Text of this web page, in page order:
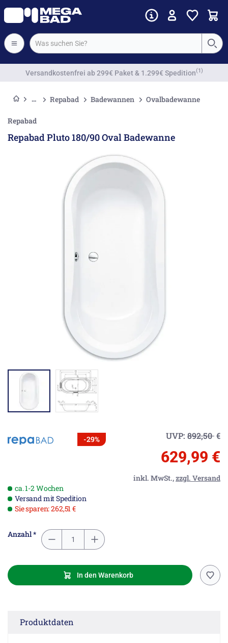
Vorkassenrabatt
Repabad Badewannen Ovalbadewanne
Repabad
Repabad Pluto 180/90 Oval Badewanne
-29% UVP: 892,50€
629,99 €
inkl. MwSt.,zzgl. Versand
ca. 1-2 Wochen
Versand mit Spedition
Sie sparen: 262,51 €
Anzahl *
In den Warenkorb
Produktdaten